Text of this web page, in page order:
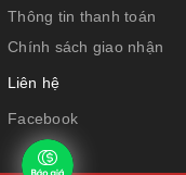
Thông tin thanh toán
Chính sách giao nhận
Liên hệ
Facebook